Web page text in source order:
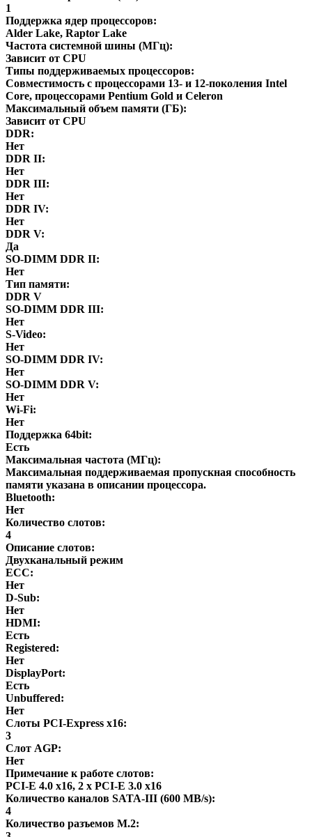
1
Поддержка ядер процессоров:
Alder Lake, Raptor Lake
Частота системной шины (МГц):
Зависит от CPU
Типы поддерживаемых процессоров:
Совместимость с процессорами 13- и 12-поколения Intel
Core, процессорами Pentium Gold и Celeron
Максимальный объем памяти (ГБ):
Зависит от CPU
DDR:
Нет
DDR II:
Нет
DDR III:
Нет
DDR IV:
Нет
DDR V:
Да
SO-DIMM DDR II:
Нет
Тип памяти:
DDR V
SO-DIMM DDR III:
Нет
S-Video:
Нет
SO-DIMM DDR IV:
Нет
SO-DIMM DDR V:
Нет
Wi-Fi:
Нет
Поддержка 64bit:
Есть
Максимальная частота (МГц):
Максимальная поддерживаемая пропускная способность
памяти указана в описании процессора.
Bluetooth:
Нет
Количество слотов:
4
Описание слотов:
Двухканальный режим
ECC:
Нет
D-Sub:
Нет
HDMI:
Есть
Registered:
Нет
DisplayPort:
Есть
Unbuffered:
Нет
Слоты PCI-Express x16:
3
Слот AGP:
Нет
Примечание к работе слотов:
PCI-E 4.0 x16, 2 x PCI-E 3.0 x16
Количество каналов SATA-III (600 MB/s):
4
Количество разъемов M.2: